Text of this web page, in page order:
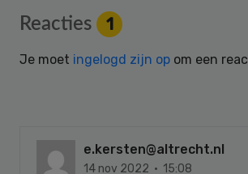
Reader
Interactions
Reacties 1
Je moet ingelogd zijn op om een
e.kersten@altrecht.nl
14 nov 2022 · 15:08